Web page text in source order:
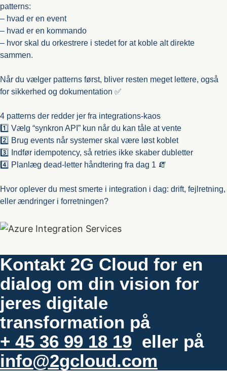
patterns:
– hvad er en event
– hvad er en kommando
– hvor skal du orkestrere i stedet for at koble alt direkte
sammen.
Når du vælger patterns først, bliver resten meget lettere, også
for sikkerhed og dokumentation ✅
4 patterns der redder jer fra integrations-kaos
1️⃣ Vælg “synkron API” kun når du kan tåle at vente
2️⃣ Brug events når systemer skal være løst koblet
3️⃣ Indfør idempotency, så retries ikke skaber dubletter
4️⃣ Planlæg dead-letter håndtering fra dag 1 🧯
Hvor oplever du mest smerte i integration i dag: drift, fejlretning,
eller ændringer i forretningen?
Kontakt 2G Cloud for en
dialog om din vision for
jeres digitale
transformation på
+ 45 36 99 18 19 eller på
info@2gcloud.com